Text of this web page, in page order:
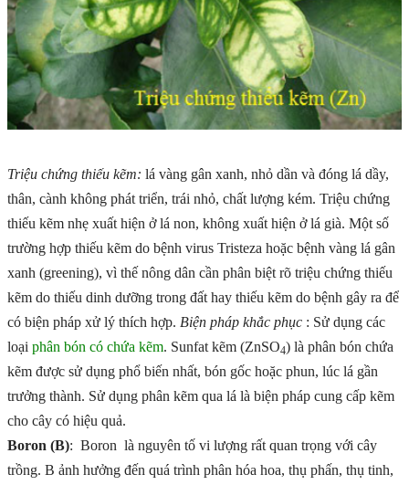
Triệu chứng thiếu kẽm: lá vàng gân xanh, nhỏ dần và đóng lá dầy,
thân, cành không phát triển, trái nhỏ, chất lượng kém. Triệu chứng
thiếu kẽm nhẹ xuất hiện ở lá non, không xuất hiện ở lá già. Một số
trường hợp thiếu kẽm do bệnh virus Tristeza hoặc bệnh vàng lá gân
xanh (greening), vì thế nông dân cần phân biệt rõ triệu chứng thiếu
kẽm do thiếu dinh dưỡng trong đất hay thiếu kẽm do bệnh gây ra để
có biện pháp xử lý thích hợp. Biện pháp khắc phục : Sử dụng các
loại phân bón có chứa kẽm. Sunfat kẽm (ZnSO4) là phân bón chứa
kẽm được sử dụng phổ biến nhất, bón gốc hoặc phun, lúc lá gần
trưởng thành. Sử dụng phân kẽm qua lá là biện pháp cung cấp kẽm
cho cây có hiệu quả.
Boron (B): Boron là nguyên tố vi lượng rất quan trọng với cây
trồng. B ảnh hưởng đến quá trình phân hóa hoa, thụ phấn, thụ tinh,